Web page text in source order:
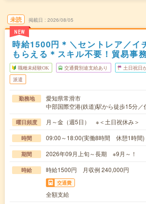
未読
NEW
掲載日 2026/08/05
時給1500円＊＼セントレア／イ
もらえる＊スキル不要！貿易事
職種未経験OK 交通費別途支給あり 土日祝日
派遣
勤務地
愛知県常滑市
中部国際空港(鉄道)駅から徒歩15分
曜日頻度 月～金（週5日） ※＜土日祝休み＞
時間 09:00～18:00(実働8時間 休憩1時間)
期間 2026年09月上旬～長期 ※9月～！
時給 時給1500円 月収例 240,000円
交通費
全額支給